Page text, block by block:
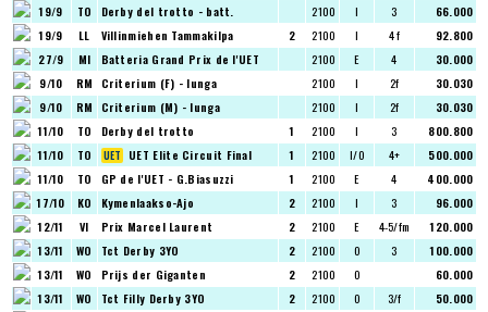
19/9
TO Derby del trotto - batt. 2100 I 3
66.000
19/9
LL Villinmiehen Tammakilpa 2 2100 I 4 f
92.800
27/9
MI Batteria Grand Prix de l'UET 2100 E 4
30.000
9/10
RM Criterium (F) - lunga 2100 I 2f
30.030
9/10
RM Criterium (M) - lunga 2100 I 2f
30.030
11/10
TO Derby del trotto 1 2100 I 3
800.800
11/10
TO UET Elite Circuit Final 1 2100 I/O 4+
500.000
11/10
TO GP de l'UET - G.Biasuzzi 1 2100 E 4
400.000
17/10
KO Kymenlaakso-Ajo 2 2100 I 3
96.000
12/11
VI Prix Marcel Laurent 2 2100 E 4-5/fm
120.000
13/11
WO Tct Derby 3YO 2 2100 O 3
100.000
13/11
WO Prijs der Giganten 2 2100 O
60.000
13/11
WO Tct Filly Derby 3YO 2 2100 O 3/f
50.000